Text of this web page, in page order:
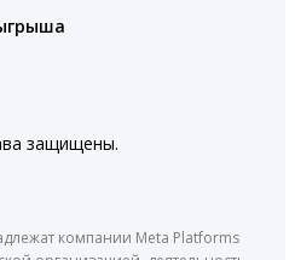
защищены.
компании Meta Platforms